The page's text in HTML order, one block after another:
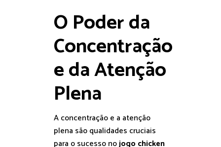
O Poder da
Concentração
e da Atenção
Plena
A concentração e a atenção
plena são qualidades cruciais
para o sucesso nojogo chicken